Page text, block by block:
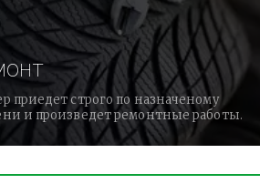
приедет строго по назначеному
и произведет ремонтные работы.